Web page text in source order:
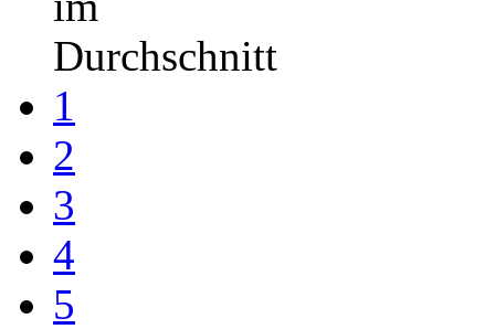
Durchschnitt
1
2
3
4
5